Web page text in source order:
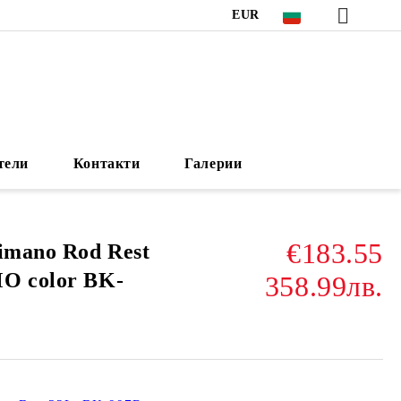
EUR
Контакти Галерии
Rod Rest
color BK-
€183.55
358.99лв.